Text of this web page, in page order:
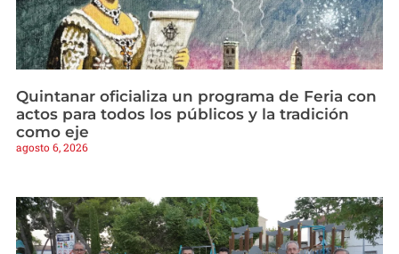
Quintanar oficializa un programa de Feria con
actos para todos los públicos y la tradición
como eje
agosto 6, 2026